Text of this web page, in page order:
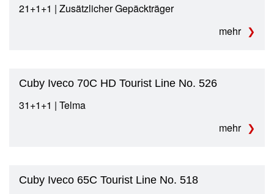
21+1+1 | Zusätzlicher Gepäckträger
mehr
Cuby Iveco 70C HD Tourist Line No. 526
31+1+1 | Telma
mehr
Cuby Iveco 65C Tourist Line No. 518